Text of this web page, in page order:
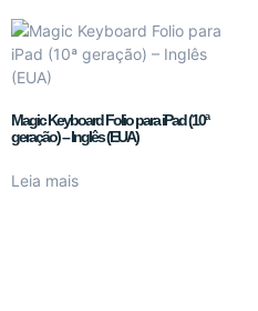
Magic Keyboard Folio para iPad (10ª
geração) – Inglês (EUA)
Leia mais